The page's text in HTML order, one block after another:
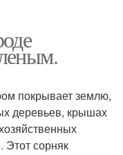
покрывает землю,
деревьев, крышах
Этот сорняк